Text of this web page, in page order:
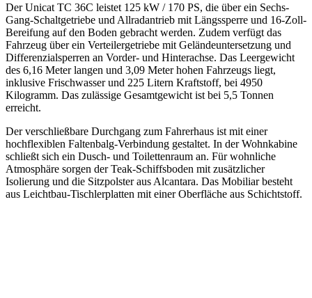
Der Unicat TC 36C leistet 125 kW / 170 PS, die über ein Sechs-
Gang-Schaltgetriebe und Allradantrieb mit Längssperre und 16-Zoll-
Bereifung auf den Boden gebracht werden. Zudem verfügt das
Fahrzeug über ein Verteilergetriebe mit Geländeuntersetzung und
Differenzialsperren an Vorder- und Hinterachse. Das Leergewicht
des 6,16 Meter langen und 3,09 Meter hohen Fahrzeugs liegt,
inklusive Frischwasser und 225 Litern Kraftstoff, bei 4950
Kilogramm. Das zulässige Gesamtgewicht ist bei 5,5 Tonnen
erreicht.
Der verschließbare Durchgang zum Fahrerhaus ist mit einer
hochflexiblen Faltenbalg-Verbindung gestaltet. In der Wohnkabine
schließt sich ein Dusch- und Toilettenraum an. Für wohnliche
Atmosphäre sorgen der Teak-Schiffsboden mit zusätzlicher
Isolierung und die Sitzpolster aus Alcantara. Das Mobiliar besteht
aus Leichtbau-Tischlerplatten mit einer Oberfläche aus Schichtstoff.